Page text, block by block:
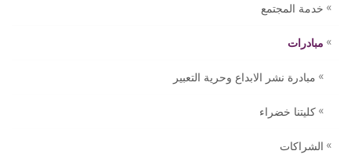
خدمة المجتمع
مبادرات
مبادرة نشر الابداع وحرية التعبير
كليتنا خضراء
الشراكات